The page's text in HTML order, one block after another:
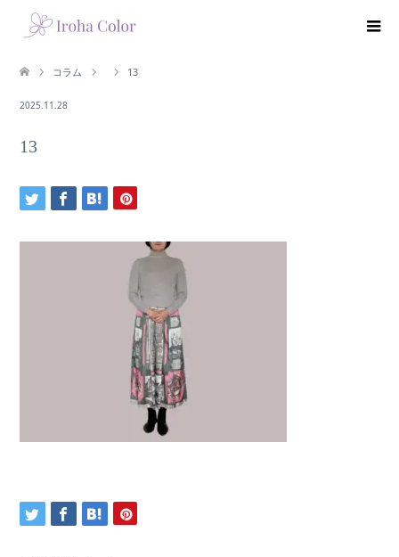
コラム 13
2025.11.28
13